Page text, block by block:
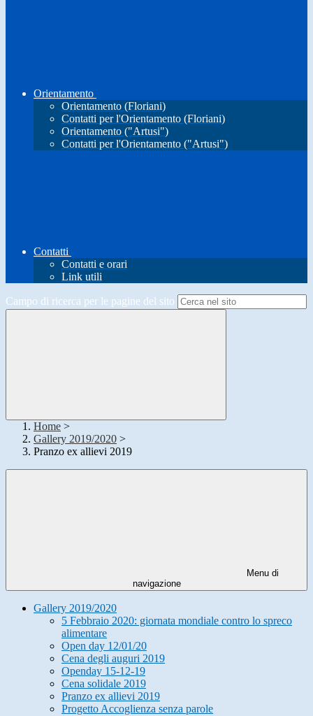
Orientamento
Orientamento (Floriani)
Contatti per l'Orientamento (Floriani)
Orientamento ("Artusi")
Contatti per l'Orientamento ("Artusi")
Contatti
Contatti e orari
Link utili
Campo di ricerca per le pagine del sito
Home >
Gallery 2019/2020 >
Pranzo ex allievi 2019
Menu di
navigazione
Gallery 2019/2020
5 Febbraio 2020: giornata mondiale contro lo spreco
alimentare
Open day 12/01/20
Cena degli auguri 2019
Openday 15-12-19
Cena solidale 2019
Pranzo ex allievi 2019
Progetto Accoglienza senza parole